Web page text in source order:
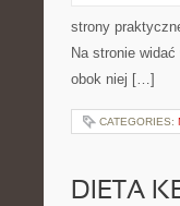
strony
Na stronie
obok niej […]
CATEGORIES:
DIETA